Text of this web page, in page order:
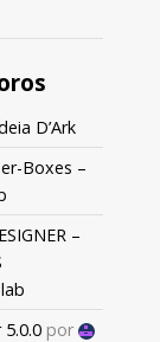
D’Ark
Boxes –
–
por